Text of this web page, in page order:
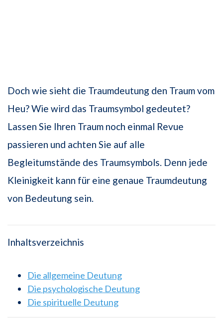
Doch wie sieht die Traumdeutung den Traum vom
Heu? Wie wird das Traumsymbol gedeutet?
Lassen Sie Ihren Traum noch einmal Revue
passieren und achten Sie auf alle
Begleitumstände des Traumsymbols. Denn jede
Kleinigkeit kann für eine genaue Traumdeutung
von Bedeutung sein.
Inhaltsverzeichnis
Die allgemeine Deutung
Die psychologische Deutung
Die spirituelle Deutung